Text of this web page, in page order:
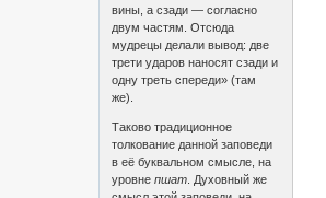
вины, а сзади — согласно
двум частям. Отсюда
мудрецы делали вывод: две
трети ударов наносят сзади и
одну треть спереди» (там
же).
Таково традиционное
толкование данной заповеди
в её буквальном смысле, на
уровнепшат . Духовный же